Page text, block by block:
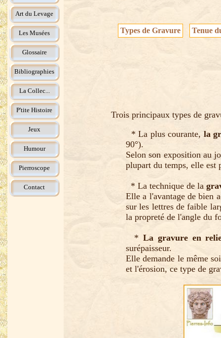
Art du Levage
Les Musées
Glossaire
Bibliographies
La Collec...
P'tite Histoire
Jeux
Humour
Pierroscope
Contact
Types de Gravure Tenue
Trois principaux types de
* La plus courante, la
90°).
Selon son exposition au
plupart du temps, elle est
* La technique de la
Elle a l'avantage de bien
sur les lettres de faible
la propreté de l'angle du
* La gravure en
surépaisseur.
Elle demande le même
et l'érosion, ce type de